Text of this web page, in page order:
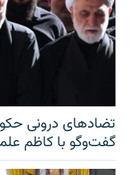
تضادهای درونی
گفت‌‌وگو با کاظم